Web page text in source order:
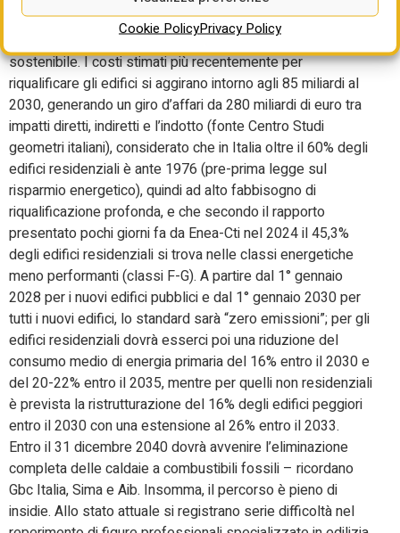
Cookie PolicyPrivacy Policy
carenza nel settore immobiliare di circa 15mila
professionisti altamente specializzati in edilizia
sostenibile. I costi stimati più recentemente per
riqualificare gli edifici si aggirano intorno agli 85 miliardi al
2030, generando un giro d’affari da 280 miliardi di euro tra
impatti diretti, indiretti e l’indotto (fonte Centro Studi
geometri italiani), considerato che in Italia oltre il 60% degli
edifici residenziali è ante 1976 (pre-prima legge sul
risparmio energetico), quindi ad alto fabbisogno di
riqualificazione profonda, e che secondo il rapporto
presentato pochi giorni fa da Enea-Cti nel 2024 il 45,3%
degli edifici residenziali si trova nelle classi energetiche
meno performanti (classi F-G). A partire dal 1° gennaio
2028 per i nuovi edifici pubblici e dal 1° gennaio 2030 per
tutti i nuovi edifici, lo standard sarà “zero emissioni”; per gli
edifici residenziali dovrà esserci poi una riduzione del
consumo medio di energia primaria del 16% entro il 2030 e
del 20-22% entro il 2035, mentre per quelli non residenziali
è prevista la ristrutturazione del 16% degli edifici peggiori
entro il 2030 con una estensione al 26% entro il 2033.
Entro il 31 dicembre 2040 dovrà avvenire l’eliminazione
completa delle caldaie a combustibili fossili – ricordano
Gbc Italia, Sima e Aib. Insomma, il percorso è pieno di
insidie. Allo stato attuale si registrano serie difficoltà nel